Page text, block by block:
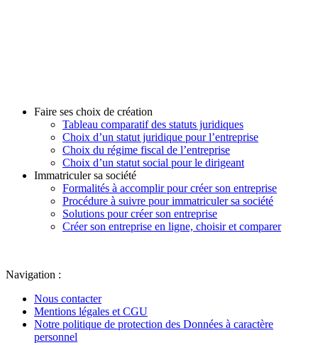
Faire ses choix de création
Tableau comparatif des statuts juridiques
Choix d’un statut juridique pour l’entreprise
Choix du régime fiscal de l’entreprise
Choix d’un statut social pour le dirigeant
Immatriculer sa société
Formalités à accomplir pour créer son entreprise
Procédure à suivre pour immatriculer sa société
Solutions pour créer son entreprise
Créer son entreprise en ligne, choisir et comparer
Navigation :
Nous contacter
Mentions légales et CGU
Notre politique de protection des Données à caractère
personnel